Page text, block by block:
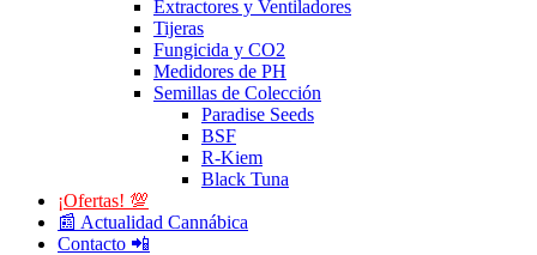
Extractores y Ventiladores
Tijeras
Fungicida y CO2
Medidores de PH
Semillas de Colección
Paradise Seeds
BSF
R-Kiem
Black Tuna
¡Ofertas! 💯
📰 Actualidad Cannábica
Contacto 📲